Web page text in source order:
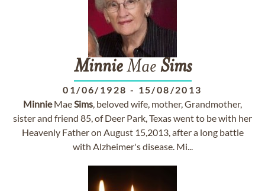
MinnieMae Sims
01/06/1928 - 15/08/2013
MinnieMaeSims, beloved wife, mother, Grandmother,
sister and friend 85, of Deer Park, Texas went to be with her
Heavenly Father on August 15,2013, after a long battle
with Alzheimer's disease. Mi...